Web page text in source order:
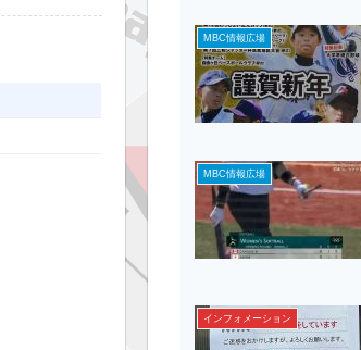
MBC情報広場
MBC情報広場
インフォメーション